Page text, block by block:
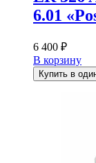
6.01
6 400 ₽
В корзину
Купить в